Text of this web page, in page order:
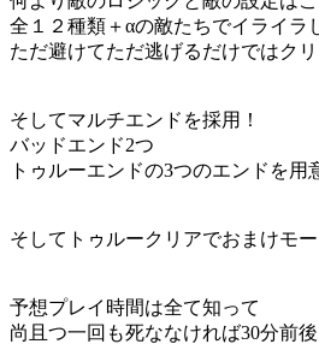
全１２種類＋αの敵たちでイライラ
ただ避けてただ逃げるだけではクリ
そしてマルチエンドを採用！
バッドエンド2つ
トゥルーエンドの3つのエンドを用
そしてトゥルークリアでおまけモ
予想プレイ時間は全て知って
尚且つ一回も死ななければ30分前後